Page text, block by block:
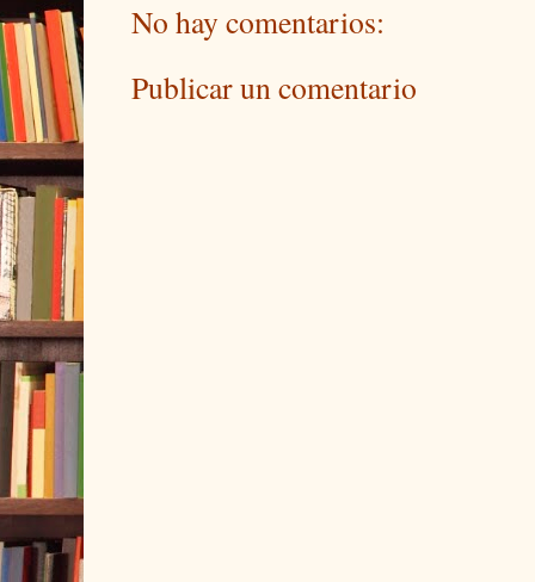
No hay comentarios:
Publicar un comentario